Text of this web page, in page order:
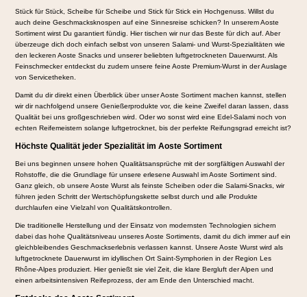
Stück für Stück, Scheibe für Scheibe und Stick für Stick ein Hochgenuss. Willst du
auch deine Geschmacksknospen auf eine Sinnesreise schicken? In unserem Aoste
Sortiment wirst Du garantiert fündig. Hier tischen wir nur das Beste für dich auf. Aber
überzeuge dich doch einfach selbst von unseren Salami- und Wurst-Spezialitäten wie
den leckeren Aoste Snacks und unserer beliebten luftgetrockneten Dauerwurst. Als
Feinschmecker entdeckst du zudem unsere feine Aoste Premium-Wurst in der Auslage
von Servicetheken.
Damit du dir direkt einen Überblick über unser Aoste Sortiment machen kannst, stellen
wir dir nachfolgend unsere Genießerprodukte vor, die keine Zweifel daran lassen, dass
Qualität bei uns großgeschrieben wird. Oder wo sonst wird eine Edel-Salami noch von
echten Reifemeistern solange luftgetrocknet, bis der perfekte Reifungsgrad erreicht ist?
Höchste Qualität jeder Spezialität im Aoste Sortiment
Bei uns beginnen unsere hohen Qualitätsansprüche mit der sorgfältigen Auswahl der
Rohstoffe, die die Grundlage für unsere erlesene Auswahl im Aoste Sortiment sind.
Ganz gleich, ob unsere Aoste Wurst als feinste Scheiben oder die Salami-Snacks, wir
führen jeden Schritt der Wertschöpfungskette selbst durch und alle Produkte
durchlaufen eine Vielzahl von Qualitätskontrollen.
Die traditionelle Herstellung und der Einsatz von modernsten Technologien sichern
dabei das hohe Qualitätsniveau unseres Aoste Sortiments, damit du dich immer auf ein
gleichbleibendes Geschmackserlebnis verlassen kannst. Unsere Aoste Wurst wird als
luftgetrocknete Dauerwurst im idyllischen Ort Saint-Symphorien in der Region Les
Rhône-Alpes produziert. Hier genießt sie viel Zeit, die klare Bergluft der Alpen und
einen arbeitsintensiven Reifeprozess, der am Ende den Unterschied macht.